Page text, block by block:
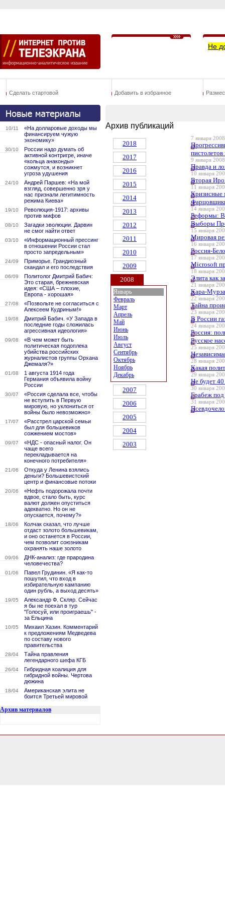
Не
Сделать стартовой Добавить в избранное
10/11
«На долларовые доходы мы
финансируем чужую
экономику»
30/10
России надо думать об
активной контригре, иначе
«кольца анаконды»
сожмутся, и возникнет
угроза удушения
24/10
Андрей Паршев: «На мой
взгляд, совершенно зря у
нас признали легитимность
режима Киева»
19/10
Революция-1917: архивы
против мифов
08/10
Загадки эволюции. Дарвин
не смог найти ответ
03/10
«Информационный прессинг
в отношении России стал
просто запредельным»
24/09
Приморье. Грандиозный
скандал и его последствия
06/09
Политолог Дмитрий Бабич:
Это старая, брежневская
идея: «США – плохие,
Европа - хорошая»
27/08
«Позвольте не согласиться с
Алексеем Кудриным!»
19/08
Дмитрий Бабич. «У Запада в
последние годы сложилась
агрессивная идеология»
09/08
«В чем может быть
политическая подоплека
убийства российских
журналистов группы Орхана
Джемаля?»
01/08
1 августа 1914 года
Германия объявила войну
России
30/07
«Россия сделала все, чтобы
не вступить в Первую
мировую, но уклониться от
войны было невозможно»
17/07
«Расстрел царской семьи
был для большевиков
сожжением мостов»
09/07
«НДС - опасный налог. Он
чаще всего
перекладывается на
конечного потребителя»
21/06
Откуда у Ленина взялись
деньги? Большевистский
центр и финансовые потоки
20/06
«Нефть подорожала почти
вдвое, стало быть, курс
валют должен опуститься
адекватно. Но он не
опускается, почему?»
18/06
Колчак сказал, что лучше
отдаст золото большевикам,
и оно останется в России,
чем позволит союзникам
охранять наше золото
09/06
ДНК-анализ: где прародина
человечества?
01/06
Павел Грудинин. «Я как-то
пошутил, что вход в
избирательную кампанию
один рубль, а выход десять»
19/05
Александр Ф. Скляр. Сейчас
я бы не поехал в тур
"Голосуй, или проиграешь" -
за Ельцина
10/05
Михаил Хазин. Комментарий
к предложениям Медведева
по составу нового
правительства
28/04
Тайна правления
легендарного шефа КГБ
26/04
Гибридная коалиция для
гибридной войны. Чертова
дюжина
18/04
Американская элита не
боится Третьей мировой
Архив материалов
Архив публикаций
2018
2017
2016
2015
2014
2013
2012
2011
2010
2009
2008
Январь
Февраль
Март
Апрель
Май
Июнь
Июль
Август
Сентябрь
Октябрь
Ноябрь
Декабрь
2007
2006
2005
2004
2003
7 января
пистолетов
9 января
Правда и
10 января
Вторая
11 января
Кризисные
14 января
Реформы:
Выборы
15 января
Мировая
16 января
Россия-
17 января
Microsoft
18 января
Элита как
21 января
Кара-
22 января
Тайна
23 января
В России
24 января
Россия:
Русское
25 января
28 января
Какая
29 января
Не будет
30 января
Грабеж
31 января